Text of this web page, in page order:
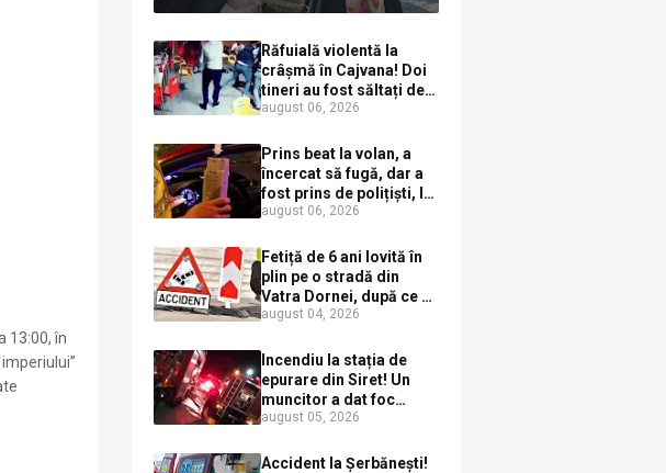
13:00, în
Ortodoxă Valahă. ÎPS
Calinic anunță că îi
pregătește judecata
canonică
Răfuială violentă la
crâșmă în Cajvana! Doi
tineri au fost săltați de
polițiști după un scandal
distruse
august 06, 2026
Prins beat la volan, a
încercat să fugă, dar a
fost prins de polițiști, la
Dorna Candrenilor.
1,59 mg/l alcool pur în
aerul expirat
august 06, 2026
Fetiță de 6 ani lovită în
plin pe o stradă din
Vatra Dornei, după ce a
ieșit în fața mașinii prin
august 04, 2026
Incendiu la stația de
epurare din Siret! Un
muncitor a dat foc
pompelor de apă în timp
combustibil
august 05, 2026
Accident la Șerbănești!